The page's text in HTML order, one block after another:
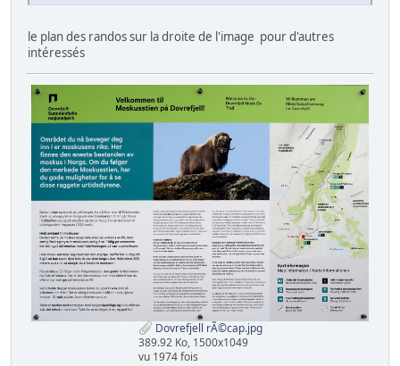
le plan des randos sur la droite de l'image pour d'autres
intéressés
Dovrefjell rÃ©cap.jpg
389.92 Ko, 1500x1049
vu 1974 fois